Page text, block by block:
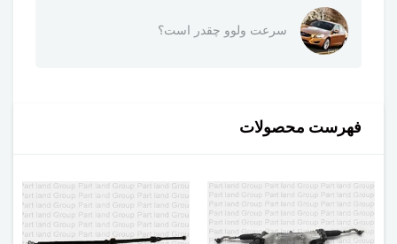
سرعت ولوو چقدر است؟
فهرست محصولات